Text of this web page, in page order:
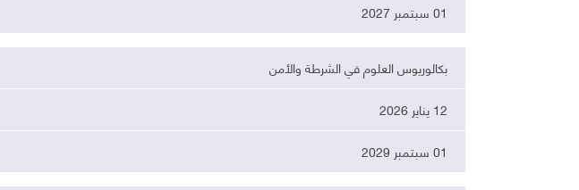
01 سبتمبر 2027
بكالوريوس العلوم في الشرطة والأمن
12 يناير 2026
01 سبتمبر 2029